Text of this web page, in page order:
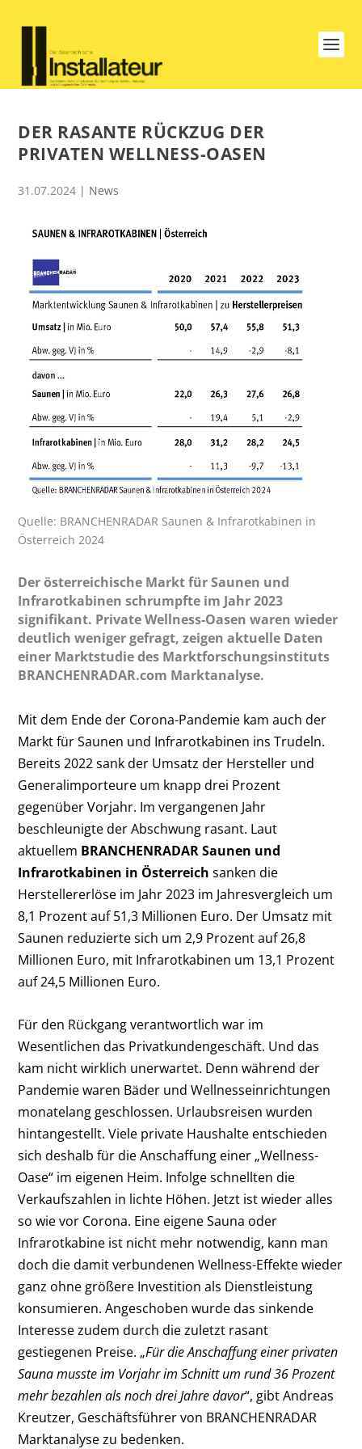
DER RASANTE RÜCKZUG DER
PRIVATEN WELLNESS-OASEN
31.07.2024 | News
Quelle: BRANCHENRADAR Saunen & Infrarotkabinen in
Österreich 2024
Der österreichische Markt für Saunen und
Infrarotkabinen schrumpfte im Jahr 2023
signifikant. Private Wellness-Oasen waren wieder
deutlich weniger gefragt, zeigen aktuelle Daten
einer Marktstudie des Marktforschungsinstituts
BRANCHENRADAR.com Marktanalyse.
Mit dem Ende der Corona-Pandemie kam auch der
Markt für Saunen und Infrarotkabinen ins Trudeln.
Bereits 2022 sank der Umsatz der Hersteller und
Generalimporteure um knapp drei Prozent
gegenüber Vorjahr. Im vergangenen Jahr
beschleunigte der Abschwung rasant. Laut
aktuellem BRANCHENRADAR Saunen und
Infrarotkabinen in Österreich sanken die
Herstellererlöse im Jahr 2023 im Jahresvergleich um
8,1 Prozent auf 51,3 Millionen Euro. Der Umsatz mit
Saunen reduzierte sich um 2,9 Prozent auf 26,8
Millionen Euro, mit Infrarotkabinen um 13,1 Prozent
auf 24,5 Millionen Euro.
Für den Rückgang verantwortlich war im
Wesentlichen das Privatkundengeschäft. Und das
kam nicht wirklich unerwartet. Denn während der
Pandemie waren Bäder und Wellnesseinrichtungen
monatelang geschlossen. Urlaubsreisen wurden
hintangestellt. Viele private Haushalte entschieden
sich deshalb für die Anschaffung einer „Wellness-
Oase“ im eigenen Heim. Infolge schnellten die
Verkaufszahlen in lichte Höhen. Jetzt ist wieder alles
so wie vor Corona. Eine eigene Sauna oder
Infrarotkabine ist nicht mehr notwendig, kann man
doch die damit verbundenen Wellness-Effekte wieder
ganz ohne größere Investition als Dienstleistung
konsumieren. Angeschoben wurde das sinkende
Interesse zudem durch die zuletzt rasant
gestiegenen Preise. „Für die Anschaffung einer privaten
Sauna musste im Vorjahr im Schnitt um rund 36 Prozent
mehr bezahlen als noch drei Jahre davor“, gibt Andreas
Kreutzer, Geschäftsführer von BRANCHENRADAR
Marktanalyse zu bedenken.